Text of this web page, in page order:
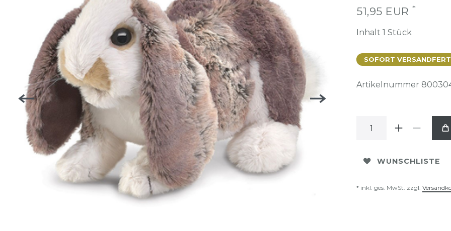
51,95 EUR *
Inhalt 1 Stück
SOFORT
Artikelnummer
WUNSCHLISTE
* inkl. ges. MwSt. zzgl.